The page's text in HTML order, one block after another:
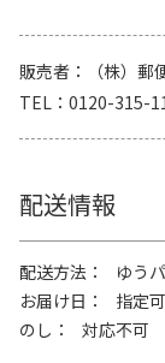
販売者
（株）
TEL
0120-315-
配送情報
配送方法
ゆう
お届け日
指定可
のし
対応不可